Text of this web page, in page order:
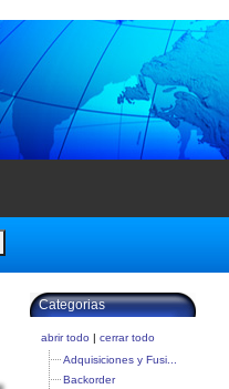
Categorias
abrir todo | cerrar todo
Adquisiciones y Fusi...
Backorder